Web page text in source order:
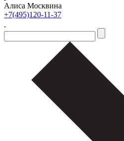
Алиса Москвина
+7(495)120-11-37